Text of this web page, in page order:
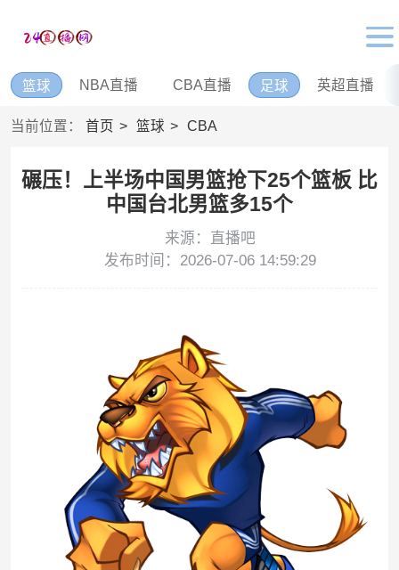
篮球 NBA直播 CBA直播 足球 英超直播
当前位置： 首页 篮球 CBA
碾压！上半场中国男篮抢下25个篮板 比
中国台北男篮多15个
来源：直播吧
发布时间：2026-07-06 14:59:29